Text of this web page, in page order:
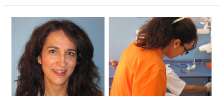
Antonia
García
Ayala
(Auxiliar
de
Clínica)